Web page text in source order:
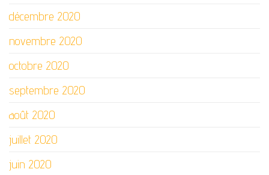
décembre 2020
novembre 2020
octobre 2020
septembre 2020
août 2020
juillet 2020
juin 2020